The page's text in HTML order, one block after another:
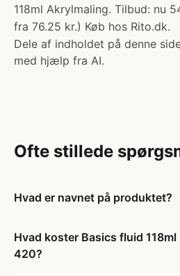
118ml Akrylmaling. Tilbud: nu
fra 76.25 kr.) Køb hos Rito.dk.
Dele af indholdet på denne
med hjælp fra AI.
Ofte stillede
Hvad er navnet på produktet?
Hvad koster Basics fluid
420?